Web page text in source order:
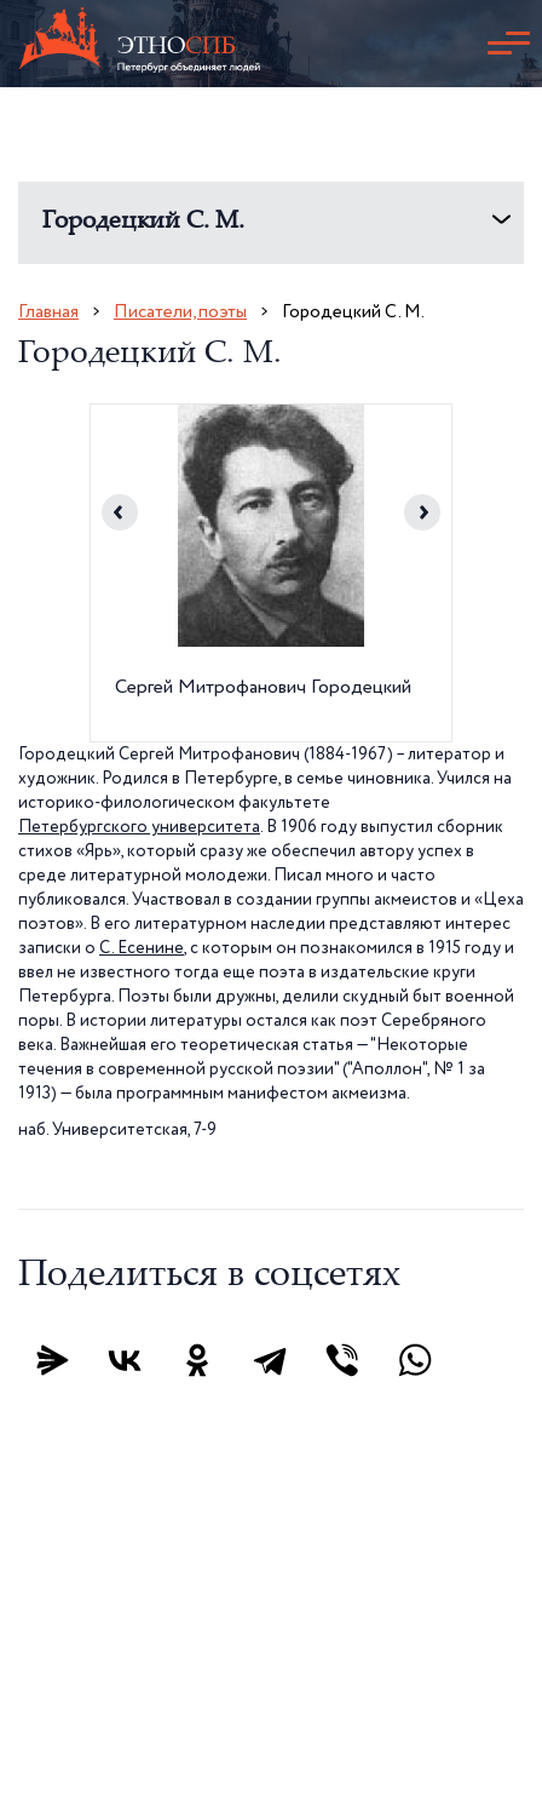
Городецкий С. М.
Главная Писатели, поэты Городецкий С. М.
Городецкий С. М.
Сергей Митрофанович Городецкий
Городецкий Сергей Митрофанович (1884-1967) – литератор и
художник. Родился в Петербурге, в семье чиновника. Учился на
историко-филологическом факультете
Петербургского университета. В 1906 году выпустил сборник
стихов «Ярь», который сразу же обеспечил автору успех в
среде литературной молодежи. Писал много и часто
публиковался. Участвовал в создании группы акмеистов и «Цеха
поэтов». В его литературном наследии представляют интерес
записки о С. Есенине, с которым он познакомился в 1915 году и
ввел не известного тогда еще поэта в издательские круги
Петербурга. Поэты были дружны, делили скудный быт военной
поры. В истории литературы остался как поэт Серебряного
века. Важнейшая его теоретическая статья — "Некоторые
течения в современной русской поэзии" ("Аполлон", № 1 за
1913) — была программным манифестом акмеизма.
наб. Университетская, 7-9
Поделиться в соцсетях